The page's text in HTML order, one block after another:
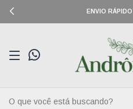
ENVIO